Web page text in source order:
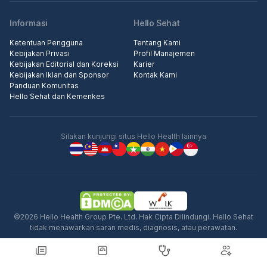
Informasi
Ketentuan Pengguna
Kebijakan Privasi
Kebijakan Editorial dan Koreksi
Kebijakan Iklan dan Sponsor
Panduan Komunitas
Hello Sehat dan Kemenkes
Hello Sehat
Tentang Kami
Profil Manajemen
Karier
Kontak Kami
Silakan kunjungi situs Hello Health lainnya
©2026 Hello Health Group Pte. Ltd. Hak Cipta Dilindungi. Hello Sehat
tidak menawarkan saran medis, diagnosis, atau perawatan.